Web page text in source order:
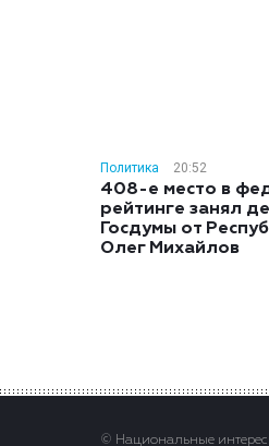
Политика 20:52
408-е место в
рейтинге занял
Госдумы от
Олег Михайлов
© Национальные